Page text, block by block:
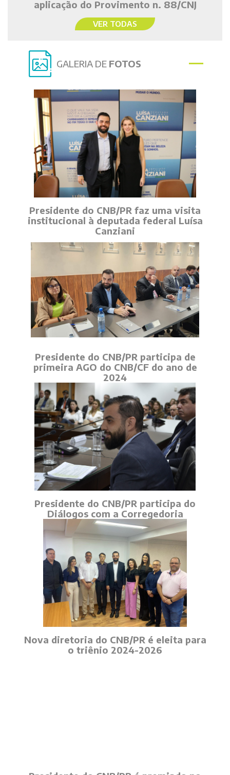
aplicação do Provimento n. 88/CNJ
VER TODAS
GALERIA DE FOTOS
Presidente do CNB/PR faz uma visita
institucional à deputada federal Luísa
Canziani
Presidente do CNB/PR participa de
primeira AGO do CNB/CF do ano de
2024
Presidente do CNB/PR participa do
Diálogos com a Corregedoria
Nova diretoria do CNB/PR é eleita para
o triênio 2024-2026